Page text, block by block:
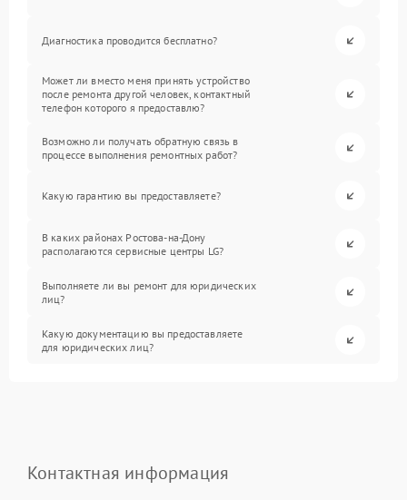
Диагностика проводится бесплатно?
Может ли вместо меня принять устройство
после ремонта другой человек, контактный
телефон которого я предоставлю?
Возможно ли получать обратную связь в
процессе выполнения ремонтных работ?
Какую гарантию вы предоставляете?
В каких районах Ростова-на-Дону
располагаются сервисные центры LG?
Выполняете ли вы ремонт для юридических
лиц?
Какую документацию вы предоставляете
для юридических лиц?
Контактная информация